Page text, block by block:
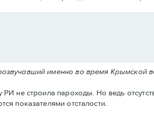
именно во время Крымской
не строила пароходы. Но ведь
показателями отсталости.